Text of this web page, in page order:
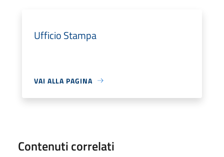
Ufficio Stampa
VAI ALLA PAGINA
Contenuti correlati